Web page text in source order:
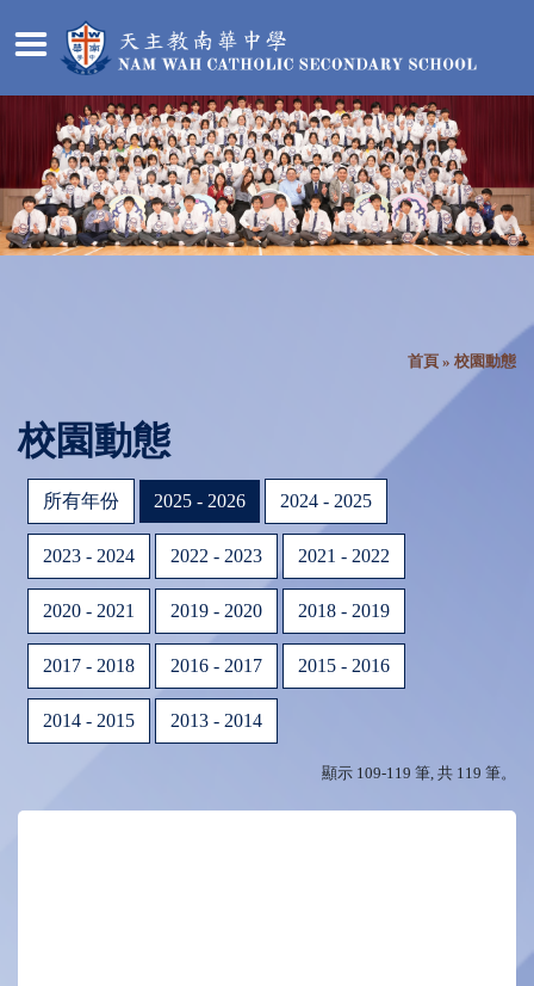
首頁 » 校園動態
校園動態
所有年份 2025 - 2026 2024 - 2025
2023 - 2024 2022 - 2023 2021 - 2022
2020 - 2021 2019 - 2020 2018 - 2019
2017 - 2018 2016 - 2017 2015 - 2016
2014 - 2015 2013 - 2014
顯示 109-119 筆, 共 119 筆。